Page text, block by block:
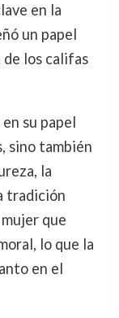
en la
un papel
los califas
su papel
sino también
la
tradición
que
lo que la
en el